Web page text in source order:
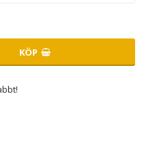
KÖP